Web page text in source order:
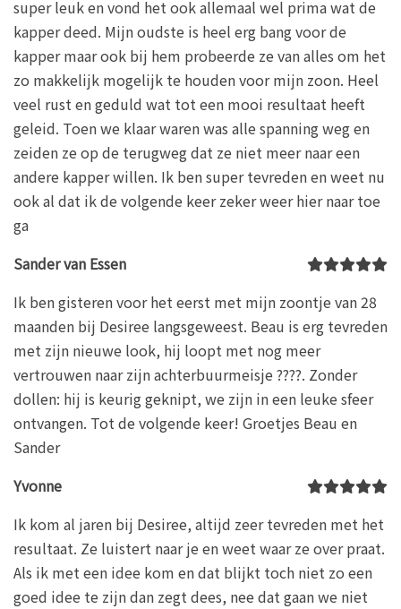
super leuk en vond het ook allemaal wel prima wat de
kapper deed. Mijn oudste is heel erg bang voor de
kapper maar ook bij hem probeerde ze van alles om het
zo makkelijk mogelijk te houden voor mijn zoon. Heel
veel rust en geduld wat tot een mooi resultaat heeft
geleid. Toen we klaar waren was alle spanning weg en
zeiden ze op de terugweg dat ze niet meer naar een
andere kapper willen. Ik ben super tevreden en weet nu
ook al dat ik de volgende keer zeker weer hier naar toe
ga
Sander van Essen
Ik ben gisteren voor het eerst met mijn zoontje van 28
maanden bij Desiree langsgeweest. Beau is erg tevreden
met zijn nieuwe look, hij loopt met nog meer
vertrouwen naar zijn achterbuurmeisje ????. Zonder
dollen: hij is keurig geknipt, we zijn in een leuke sfeer
ontvangen. Tot de volgende keer! Groetjes Beau en
Sander
Yvonne
Ik kom al jaren bij Desiree, altijd zeer tevreden met het
resultaat. Ze luistert naar je en weet waar ze over praat.
Als ik met een idee kom en dat blijkt toch niet zo een
goed idee te zijn dan zegt dees, nee dat gaan we niet